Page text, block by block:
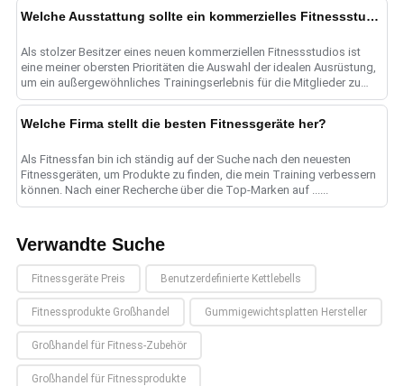
Welche Ausstattung sollte ein kommerzielles Fitnessstudio haben?
Als stolzer Besitzer eines neuen kommerziellen Fitnessstudios ist
eine meiner obersten Prioritäten die Auswahl der idealen Ausrüstung,
um ein außergewöhnliches Trainingserlebnis für die Mitglieder zu
schaffen. ......
Welche Firma stellt die besten Fitnessgeräte her?
Als Fitnessfan bin ich ständig auf der Suche nach den neuesten
Fitnessgeräten, um Produkte zu finden, die mein Training verbessern
können. Nach einer Recherche über die Top-Marken auf ......
Verwandte Suche
Fitnessgeräte Preis Benutzerdefinierte Kettlebells
Fitnessprodukte Großhandel Gummigewichtsplatten Hersteller
Großhandel für Fitness-Zubehör
Großhandel für Fitnessprodukte